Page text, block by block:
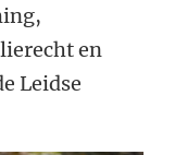
en
Leidse